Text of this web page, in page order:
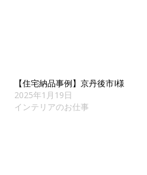
【住宅納品事例】京丹後市I様
2025年1月19日
インテリアのお仕事